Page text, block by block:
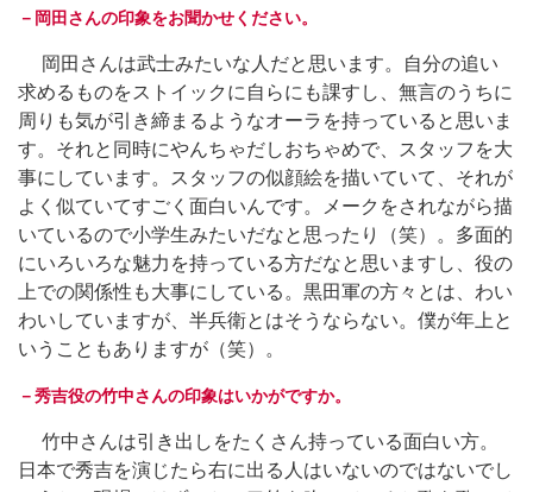
－岡田さんの印象をお聞かせください。
岡田さんは武士みたいな人だと思います。自分の追い
求めるものをストイックに自らにも課すし、無言のうちに
周りも気が引き締まるようなオーラを持っていると思いま
す。それと同時にやんちゃだしおちゃめで、スタッフを大
事にしています。スタッフの似顔絵を描いていて、それが
よく似ていてすごく面白いんです。メークをされながら描
いているので小学生みたいだなと思ったり（笑）。多面的
にいろいろな魅力を持っている方だなと思いますし、役の
上での関係性も大事にしている。黒田軍の方々とは、わい
わいしていますが、半兵衛とはそうならない。僕が年上と
いうこともありますが（笑）。
－秀吉役の竹中さんの印象はいかがですか。
竹中さんは引き出しをたくさん持っている面白い方。
日本で秀吉を演じたら右に出る人はいないのではないでし